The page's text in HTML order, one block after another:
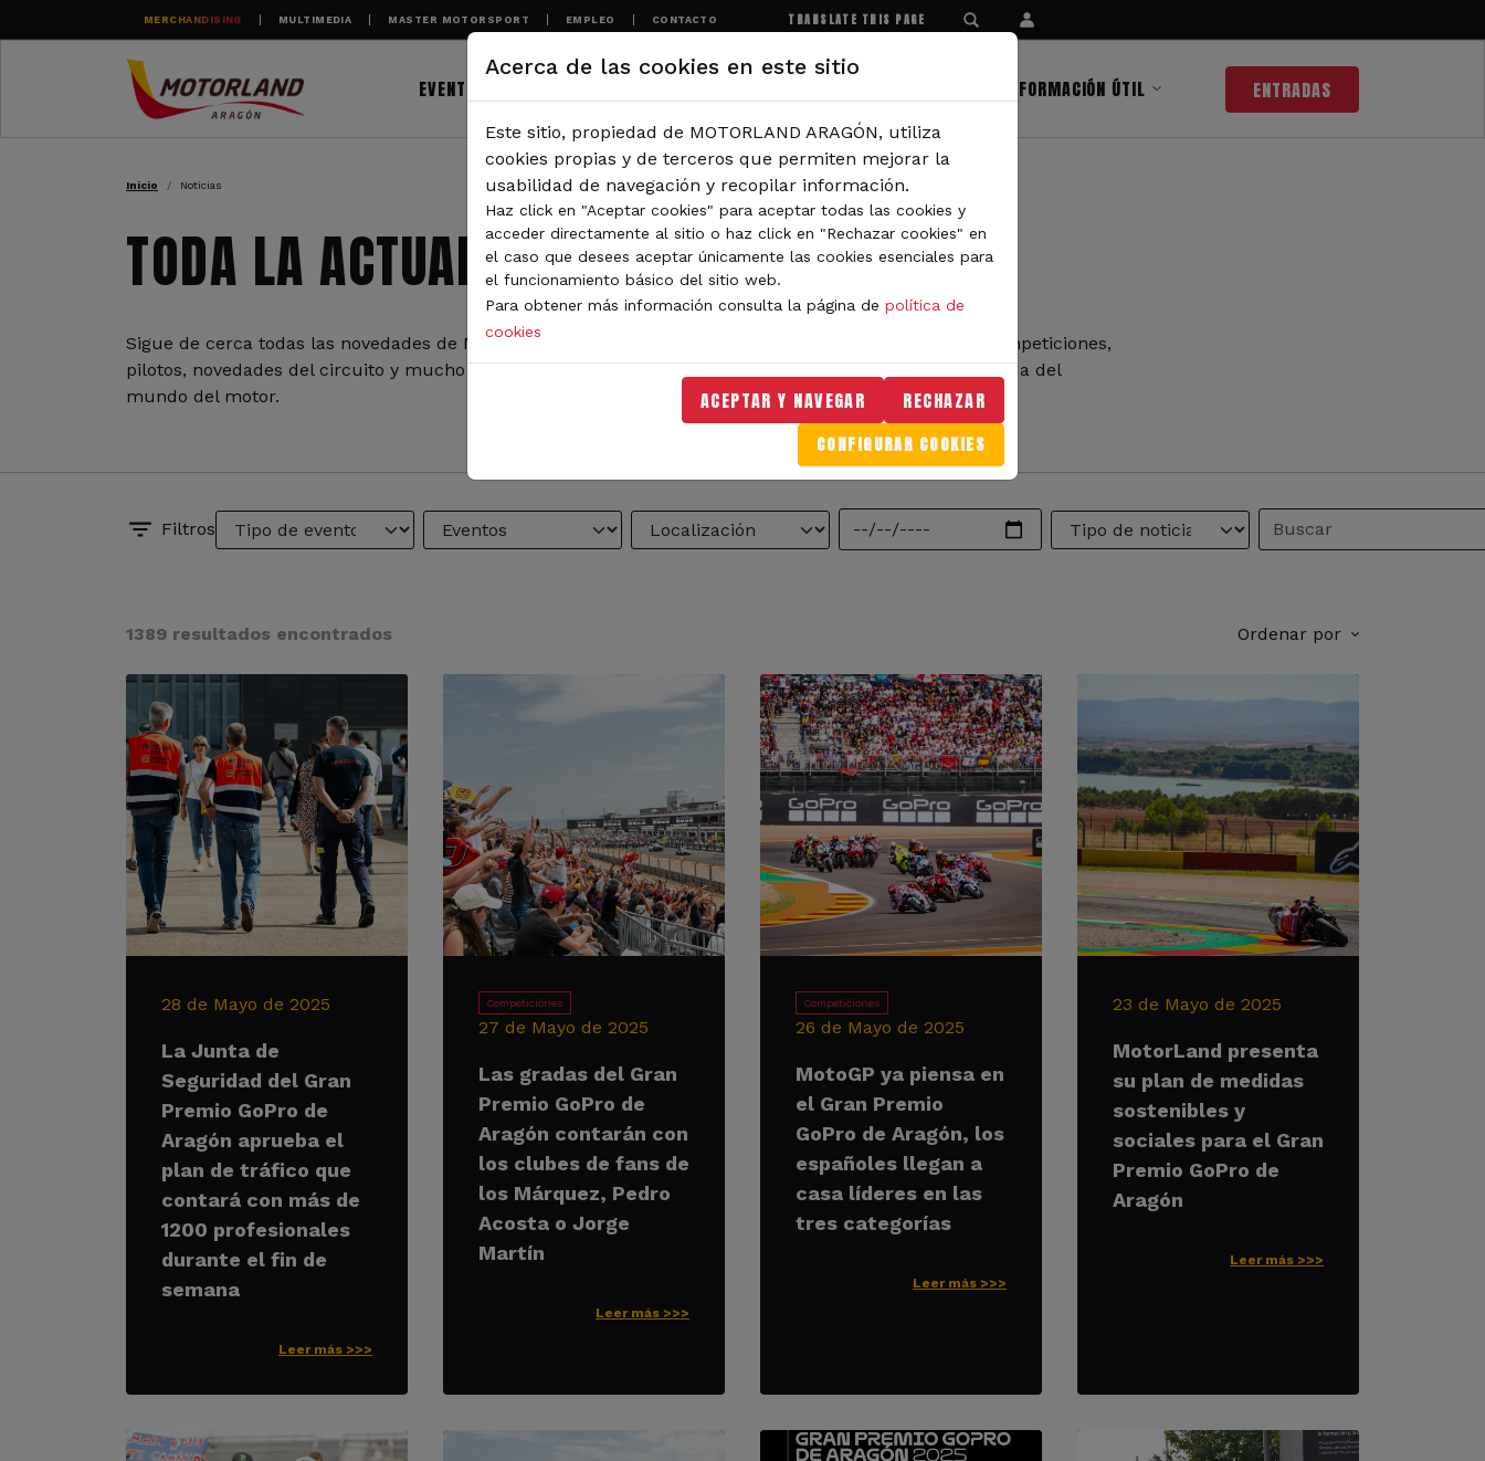
Pasar al contenido principal
MERCHANDISING MULTIMEDIA MASTER MOTORSPORT EMPLEO CONTACTO TRANSLATE THIS PAGE
EVENTOS INFORMACIÓN ÚTIL ENTRADAS
RUTA DE NAVEGACIÓN
Inicio Noticias
TODA LA ACTUALIDAD DE MOTORLAND
Sigue de cerca todas las novedades de MotorLand Aragón. Aquí encontrarás noticias sobre eventos, competiciones,
pilotos, novedades del circuito y mucho más. Filtra por categoría o tipo de contenido y no te pierdas nada del
mundo del motor.
Filtros
1389 resultados encontrados Ordenar por
28 de Mayo de 2025
La Junta de
Seguridad del Gran
Premio GoPro de
Aragón aprueba el
plan de tráfico que
contará con más de
1200 profesionales
durante el fin de
semana
Leer más >>>
Competiciones
27 de Mayo de 2025
Las gradas del Gran
Premio GoPro de
Aragón contarán con
los clubes de fans de
los Márquez, Pedro
Acosta o Jorge
Martín
Leer más >>>
Competiciones
26 de Mayo de 2025
MotoGP ya piensa en
el Gran Premio
GoPro de Aragón, los
españoles llegan a
casa líderes en las
tres categorías
Leer más >>>
23 de Mayo de 2025
MotorLand presenta
su plan de medidas
sostenibles y
sociales para el Gran
Premio GoPro de
Aragón
Leer más >>>
Acerca de las cookies en este sitio
Este sitio, propiedad de MOTORLAND ARAGÓN, utiliza
cookies propias y de terceros que permiten mejorar la
usabilidad de navegación y recopilar información.
Haz click en "Aceptar cookies" para aceptar todas las cookies y
acceder directamente al sitio o haz click en "Rechazar cookies" en
el caso que desees aceptar únicamente las cookies esenciales para
el funcionamiento básico del sitio web.
Para obtener más información consulta la página de política de
cookies
ACEPTAR Y NAVEGAR RECHAZAR
CONFIGURAR COOKIES